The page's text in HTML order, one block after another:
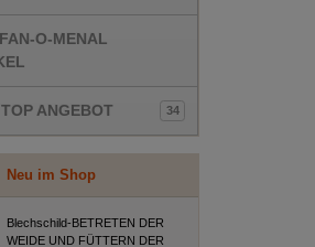
O-MENAL
ANGEBOT 34
Neu im Shop
Blechschild-BETRETEN DER
WEIDE UND FÜTTERN DER